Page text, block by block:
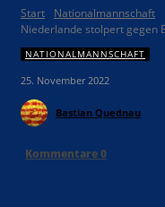
Start Nationalmannschaft
Niederlande stolpert gegen
NATIONALMANNSCHAFT
25. November 2022
Bastian Quednau
Kommentare0